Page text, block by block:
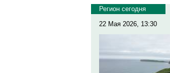
Регион сегодня
22 Мая 2026, 13:30